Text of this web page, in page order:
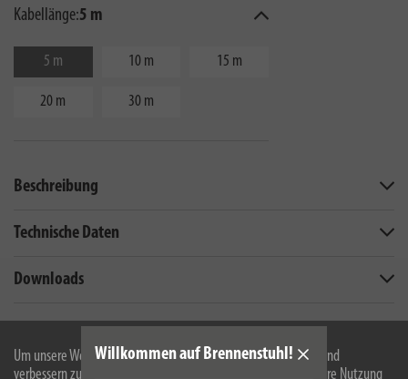
Um unsere Webseite für Sie optimal zu gestalten und fortlaufend
verbessern zu können, verwenden wir Cookies. Durch die weitere Nutzung
Willkommen auf Brennenstuhl!
Kabellänge:5 m
5 m 10 m 15 m
20 m 30 m
Beschreibung
Technische Daten
Downloads